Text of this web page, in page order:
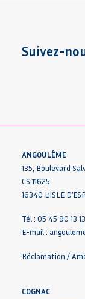
Suivez-
ANGOULÊME
135, Boulevard
CS 11625
16340 L’ISLE
Tél : 05 45 90 13 13
E-mail :
Réclamation /
COGNAC